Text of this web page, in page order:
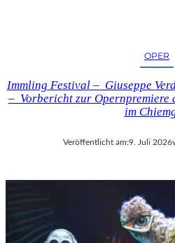
OPER
Immling Festival – Giuseppe
– Vorbericht zur Opernpremiere
im
Veröffentlicht am:9. Juli 2026